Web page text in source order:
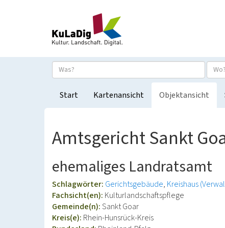
Start Kartenansicht Objektansicht
Amtsgericht Sankt
ehemaliges Landratsamt
Schlagwörter: Gerichtsgebäude Kreishaus
Fachsicht(en): Kulturlandschaftspflege
Gemeinde(n):Sankt Goar
Kreis(e): Rhein-Hunsrück-Kreis